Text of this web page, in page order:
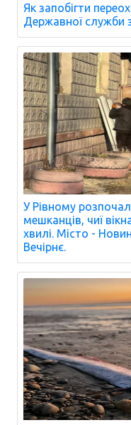
Як запобігти
Державної служби
У Рівному
мешканців, чиї
хвилі. Місто -
Вечірнє.